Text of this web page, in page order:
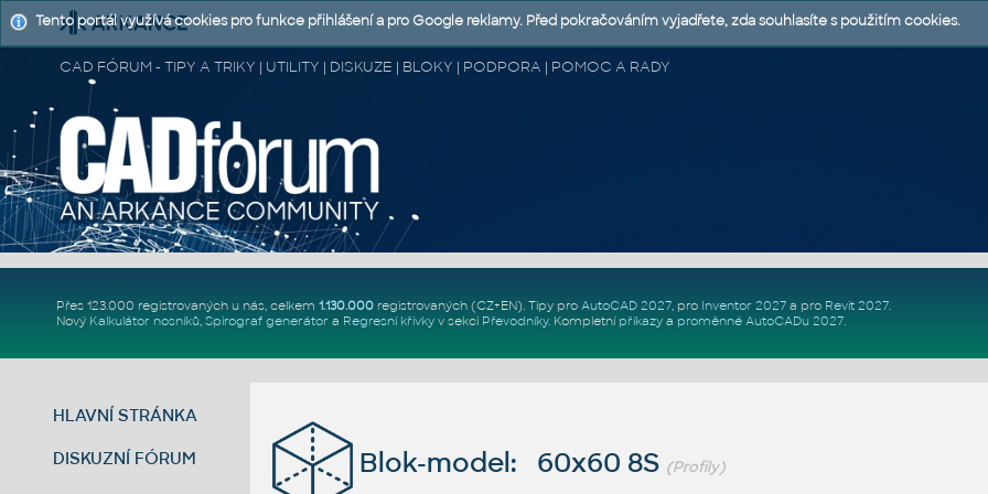
CAD FÓRUM - TIPY A TRIKY | UTILITY | DISKUZE | BLOKY | PODPORA | POMOC A RADY
Přes 123.000 registrovaných u nás, celkem 1.130.000registrovaných (CZ+EN). Tipy pro AutoCAD 2027, pro Inventor 2027a pro Revit 2027.
Nový Kalkulátor nosníků, Spirograf generátor a Regresní křivkyv sekci Převodníky. Kompletní příkazya proměnné AutoCADu 2027.
HLAVNÍ STRÁNKA
DISKUZNÍ FÓRUM Blok-model: 60x60 8S (Profily)
Tento portál využívá cookies pro funkce přihlášení a pro Google reklamy. Před pokračováním vyjadřete, zda souhlasíte s použitím cookies.